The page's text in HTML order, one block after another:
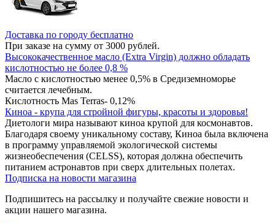
Доставка по городу бесплатно
При заказе на сумму от 3000 рублей.
Высококачественное масло (Extra Virgin) должно обладать
кислотностью не более 0,8 %
Масло с кислотностью менее 0,5% в Средиземноморье
считается лечебным.
Кислотность Mas Terras- 0,12%
Киноа - крупа для стройной фигуры, красоты и здоровья!
Диетологи мира называют киноа крупой для космонавтов.
Благодаря своему уникальному составу, Киноа была включена
в программу управляемой экологической системы
жизнеобеспечения (CELSS), которая должна обеспечить
питанием астронавтов при сверх длительных полетах.
Подписка на новости магазина
Подпишитесь на рассылку и получайте свежие новости и
акции нашего магазина.